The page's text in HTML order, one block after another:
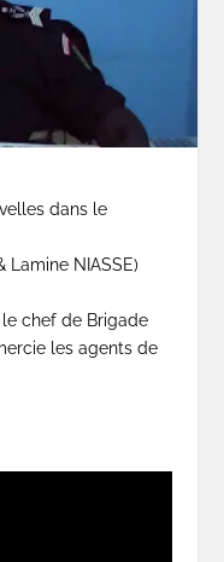
dans le
réke
NIASSE)
chef de Brigade
les agents de